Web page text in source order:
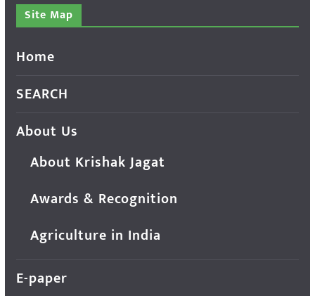
Site Map
Home
SEARCH
About Us
About Krishak Jagat
Awards & Recognition
Agriculture in India
E-paper